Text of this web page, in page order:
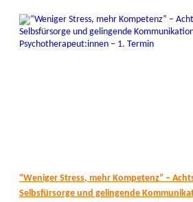
“Weniger Stress, mehr Kompetenz” –
Selbsfürsorge und gelingende